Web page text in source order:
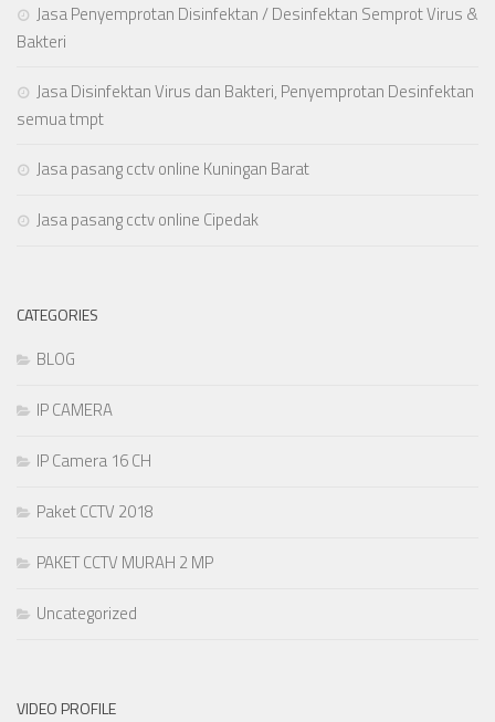
Jasa Penyemprotan Disinfektan / Desinfektan Semprot Virus &
Bakteri
Jasa Disinfektan Virus dan Bakteri, Penyemprotan Desinfektan
semua tmpt
Jasa pasang cctv online Kuningan Barat
Jasa pasang cctv online Cipedak
CATEGORIES
BLOG
IP CAMERA
IP Camera 16 CH
Paket CCTV 2018
PAKET CCTV MURAH 2 MP
Uncategorized
VIDEO PROFILE